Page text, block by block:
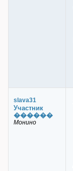
slava31
Участник
������
Монино